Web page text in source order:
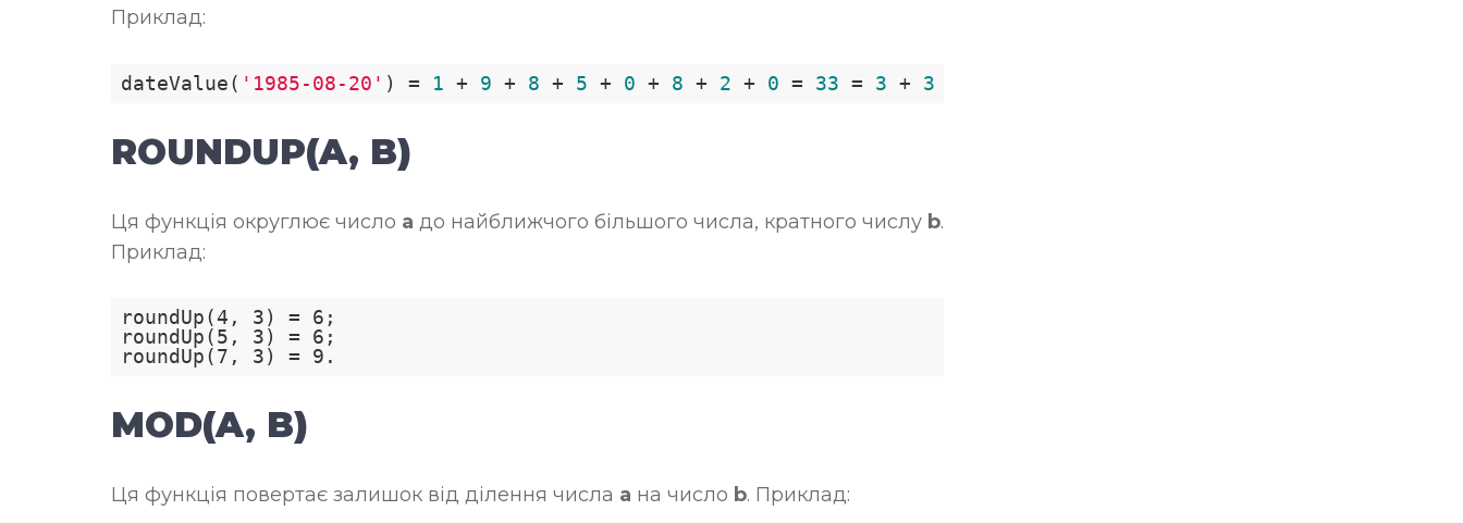
Приклад:
dateValue( '1985-08-20' ) = 1 + 9 + 8 + 5 + 0 + 8 + 2 + 0 = 33 = 3 + 3
ROUNDUP(A, B)
Ця функція округлює число a до найближчого більшого числа, кратного числу b.
Приклад:
roundUp(4, 3) = 6;
roundUp(5, 3) = 6;
MOD(A, B)
Ця функція повертає залишок від ділення числа a на число b. Приклад: